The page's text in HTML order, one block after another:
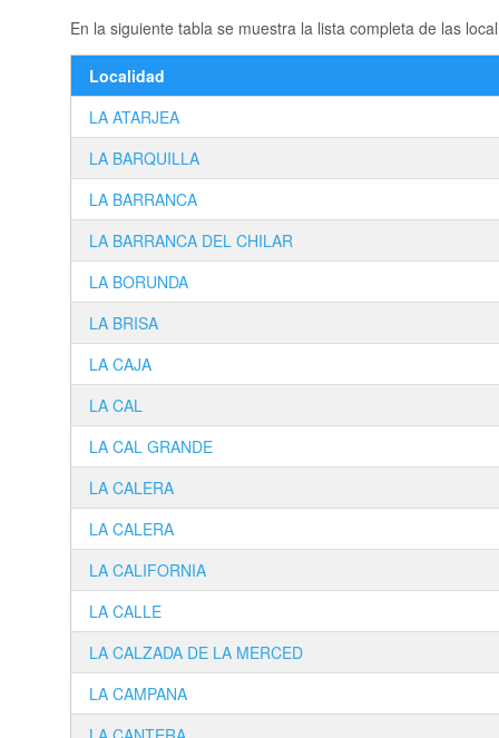
En la siguiente tabla se muestra la lista completa de las
Localidad
LA ATARJEA
LA BARQUILLA
LA BARRANCA
LA BARRANCA DEL CHILAR
LA BORUNDA
LA BRISA
LA CAJA
LA CAL
LA CAL GRANDE
LA CALERA
LA CALERA
LA CALIFORNIA
LA CALLE
LA CALZADA DE LA MERCED
LA CAMPANA